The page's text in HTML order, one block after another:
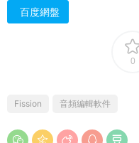
百度網盤
0
Fission 音頻編輯軟件